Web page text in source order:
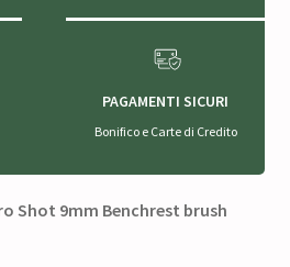
PAGAMENTI SICURI
Bonifico e Carte di Credito